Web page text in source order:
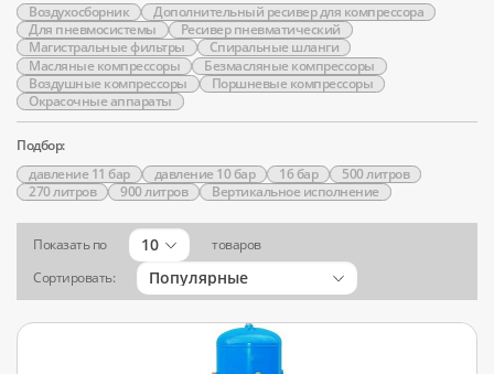
Воздухосборник
Дополнительный ресивер для компрессора
Для пневмосистемы
Ресивер пневматический
Магистральные фильтры
Спиральные шланги
Масляные компрессоры
Безмасляные компрессоры
Воздушные компрессоры
Поршневые компрессоры
Окрасочные аппараты
Подбор:
давление 11 бар
давление 10 бар 16 бар
500 литров
270 литров
900 литров Вертикальное исполнение
Показать по 10
товаров
Сортировать:
Популярные